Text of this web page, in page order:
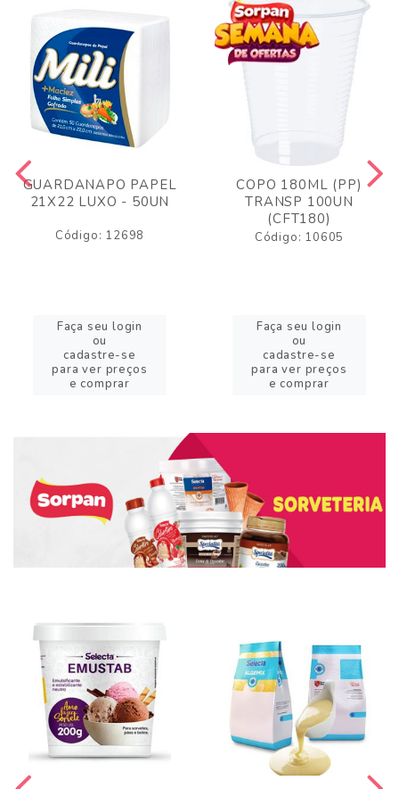
GUARDANAPO PAPEL
21X22 LUXO - 50UN
Código: 12698
Faça seu login
ou
cadastre-se
para ver preços
e comprar
COPO 180ML (PP)
TRANSP 100UN
(CFT180)
Código: 10605
Faça seu login
ou
cadastre-se
para ver preços
e comprar